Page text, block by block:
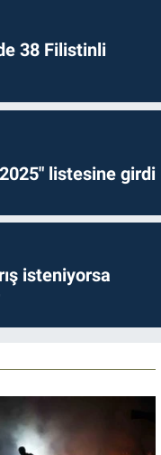
38 Filistinli
listesine girdi
isteniyorsa